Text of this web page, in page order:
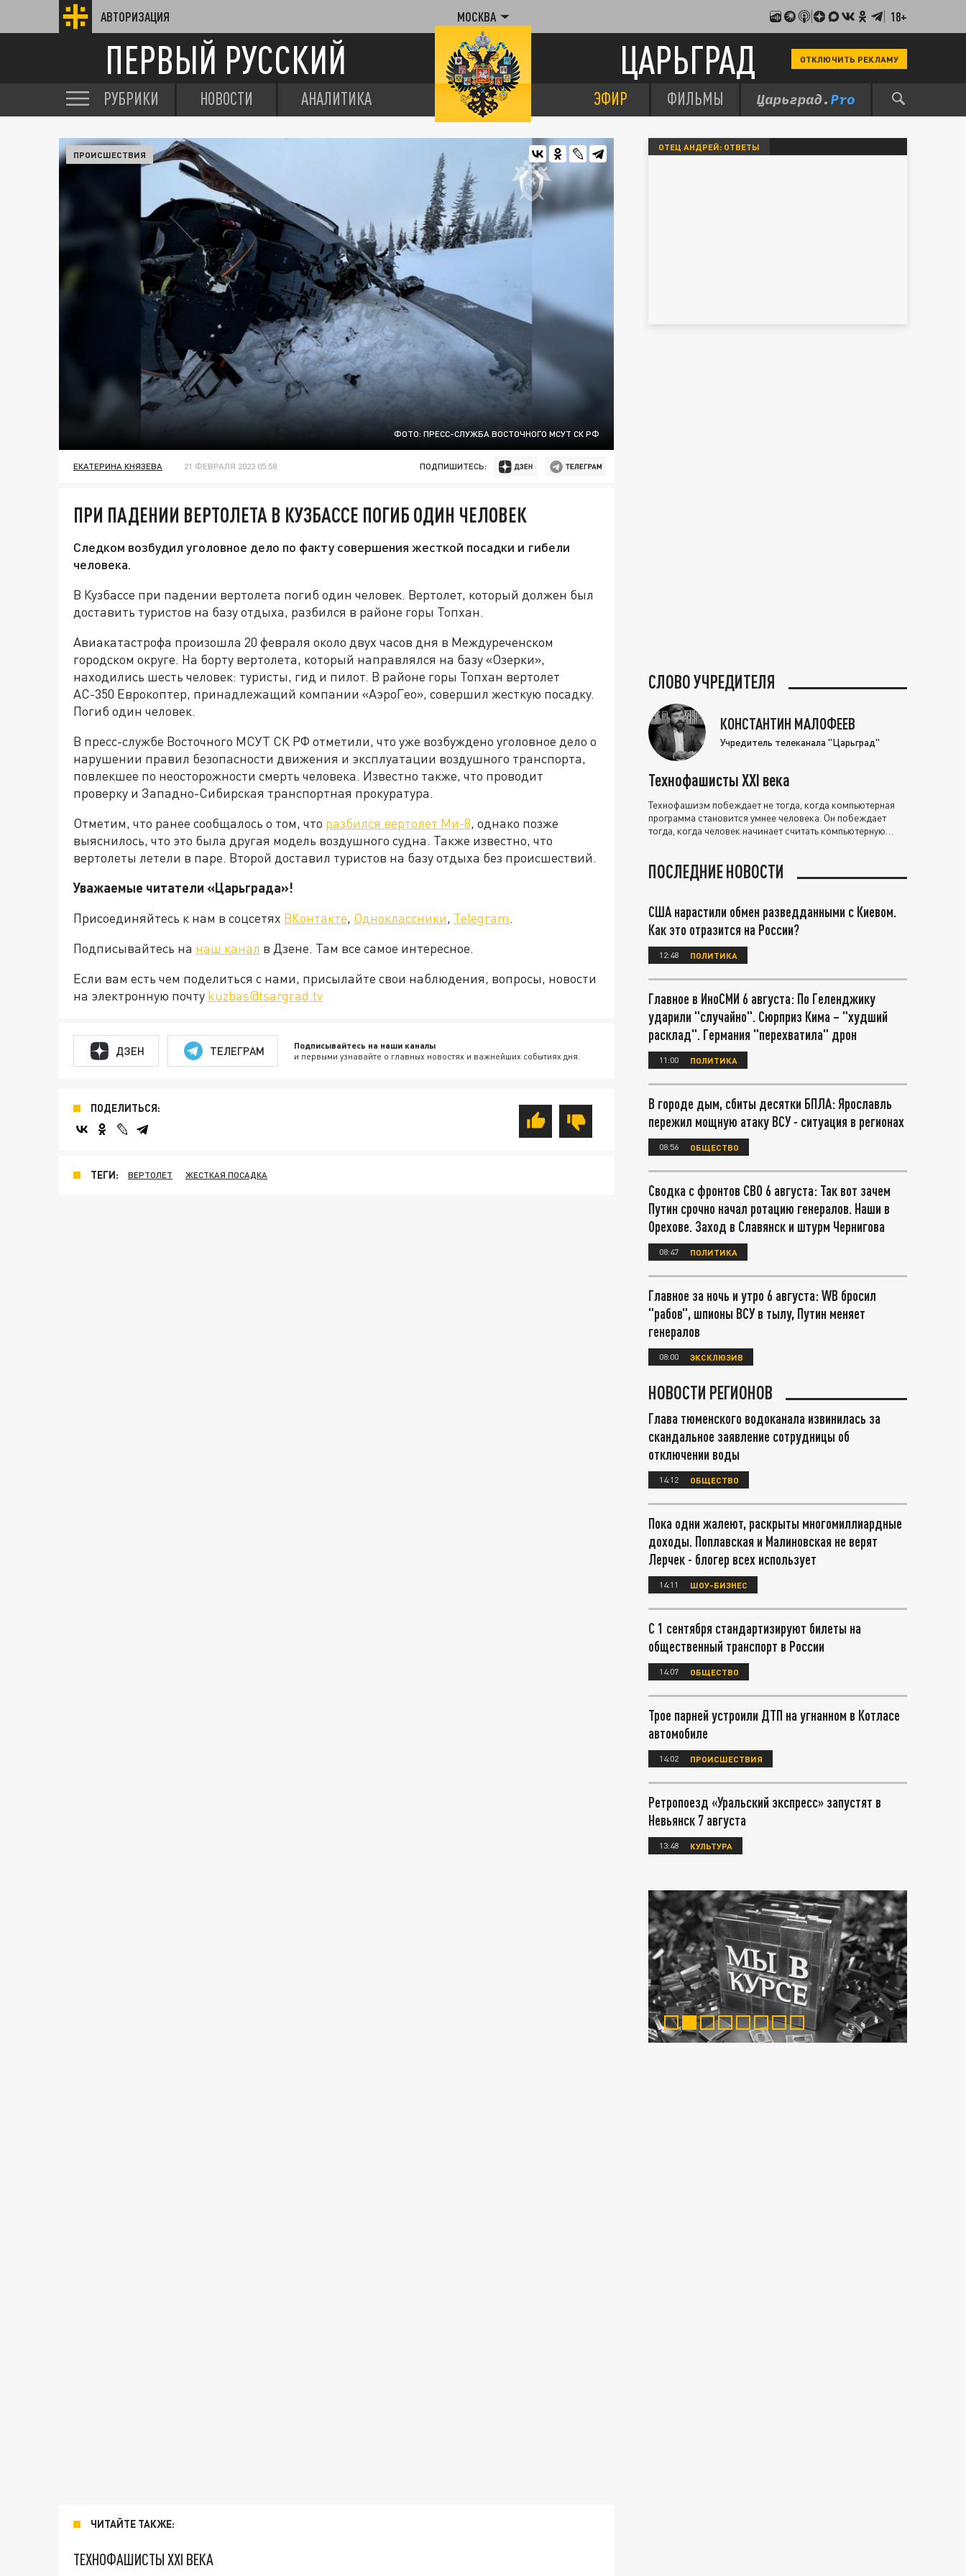
АВТОРИЗАЦИЯ МОСКВА 18+
ПЕРВЫЙ РУССКИЙ ЦАРЬГРАД ОТКЛЮЧИТЬ РЕКЛАМУ
РУБРИКИ НОВОСТИ АНАЛИТИКА ЭФИР ФИЛЬМЫ
ФОТО: ПРЕСС-СЛУЖБА ВОСТОЧНОГО МСУТ СК РФ
ПРОИСШЕСТВИЯ
ЕКАТЕРИНА КНЯЗЕВА 21 ФЕВРАЛЯ 2023 05:58 ПОДПИШИТЕСЬ:
ПРИ ПАДЕНИИ ВЕРТОЛЕТА В КУЗБАССЕ ПОГИБ ОДИН ЧЕЛОВЕК
Следком возбудил уголовное дело по факту совершения жесткой посадки и гибели
человека.
В Кузбассе при падении вертолета погиб один человек. Вертолет, который должен был
доставить туристов на базу отдыха, разбился в районе горы Топхан.
Авиакатастрофа произошла 20 февраля около двух часов дня в Междуреченском
городском округе. На борту вертолета, который направлялся на базу «Озерки»,
находились шесть человек: туристы, гид и пилот. В районе горы Топхан вертолет
АС-350 Еврокоптер, принадлежащий компании «АэроГео», совершил жесткую посадку.
Погиб один человек.
В пресс-службе Восточного МСУТ СК РФ отметили, что уже возбуждено уголовное дело о
нарушении правил безопасности движения и эксплуатации воздушного транспорта,
повлекшее по неосторожности смерть человека. Известно также, что проводит
проверку и Западно-Сибирская транспортная прокуратура.
Отметим, что ранее сообщалось о том, что разбился вертолет Ми-8, однако позже
выяснилось, что это была другая модель воздушного судна. Также известно, что
вертолеты летели в паре. Второй доставил туристов на базу отдыха без происшествий.
Уважаемые читатели «Царьграда»!
Присоединяйтесь к нам в соцсетях ВКонтакте, Одноклассники, Telegram.
Подписывайтесь на наш канал в Дзене. Там все самое интересное.
Если вам есть чем поделиться с нами, присылайте свои наблюдения, вопросы, новости
на электронную почту kuzbas@tsargrad.tv
ДЗЕН ТЕЛЕГРАМ Подписывайтесь на наши каналы
и первыми узнавайте о главных новостях и важнейших событиях дня.
ПОДЕЛИТЬСЯ:
ТЕГИ: ВЕРТОЛЕТ ЖЕСТКАЯ ПОСАДКА
ЧИТАЙТЕ ТАКЖЕ:
ТЕХНОФАШИСТЫ XXI ВЕКА
ОТЕЦ АНДРЕЙ: ОТВЕТЫ
СЛОВО УЧРЕДИТЕЛЯ
КОНСТАНТИН МАЛОФЕЕВ
Учредитель телеканала "Царьград"
Технофашисты XXI века
Технофашизм побеждает не тогда, когда компьютерная
программа становится умнее человека. Он побеждает
тогда, когда человек начинает считать компьютерную
ПОСЛЕДНИЕ НОВОСТИ
США нарастили обмен разведданными с Киевом.
Как это отразится на России?
12:48 ПОЛИТИКА
Главное в ИноСМИ 6 августа: По Геленджику
ударили "случайно". Сюрприз Кима – "худший
расклад". Германия "перехватила" дрон
11:00 ПОЛИТИКА
В городе дым, сбиты десятки БПЛА: Ярославль
пережил мощную атаку ВСУ - ситуация в регионах
08:56 ОБЩЕСТВО
Сводка с фронтов СВО 6 августа: Так вот зачем
Путин срочно начал ротацию генералов. Наши в
Орехове. Заход в Славянск и штурм Чернигова
08:47 ПОЛИТИКА
Главное за ночь и утро 6 августа: WB бросил
"рабов", шпионы ВСУ в тылу, Путин меняет
генералов
08:00 ЭКСКЛЮЗИВ
НОВОСТИ РЕГИОНОВ
Глава тюменского водоканала извинилась за
скандальное заявление сотрудницы об
отключении воды
14:12 ОБЩЕСТВО
Пока одни жалеют, раскрыты многомиллиардные
доходы. Поплавская и Малиновская не верят
Лерчек - блогер всех использует
14:11 ШОУ-БИЗНЕС
С 1 сентября стандартизируют билеты на
общественный транспорт в России
14:07 ОБЩЕСТВО
Трое парней устроили ДТП на угнанном в Котласе
автомобиле
14:02 ПРОИСШЕСТВИЯ
Ретропоезд «Уральский экспресс» запустят в
Невьянск 7 августа
13:48 КУЛЬТУРА